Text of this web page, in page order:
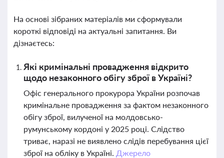
На основі зібраних матеріалів ми сформували
короткі відповіді на актуальні запитання. Ви
дізнаєтесь:
Які кримінальні провадження відкрито
щодо незаконного обігу зброї в Україні?
Офіс генерального прокурора України розпочав
кримінальне провадження за фактом незаконного
обігу зброї, вилученої на молдовсько-
румунському кордоні у 2025 році. Слідство
триває, наразі не виявлено слідів перебування цієї
зброї на обліку в Україні. Джерело